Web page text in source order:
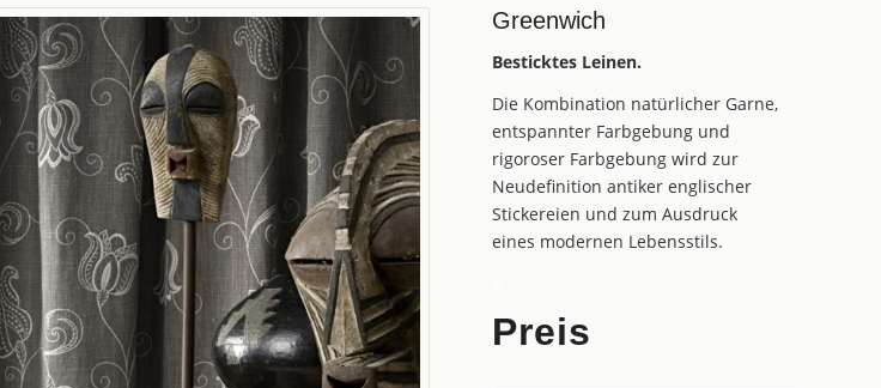
Greenwich
Besticktes Leinen.
Die Kombination natürlicher Garne,
entspannter Farbgebung und
rigoroser Farbgebung wird zur
Neudefinition antiker englischer
Stickereien und zum Ausdruck
eines modernen Lebensstils.
Preis